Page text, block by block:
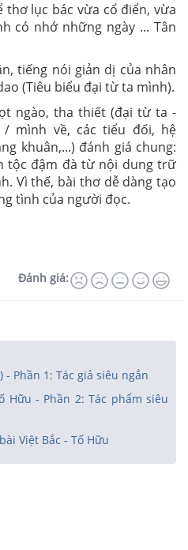
lục bác vừa cổ điển, vừa
có nhớ những ngày ... Tân
tiếng nói giản dị của nhân
(Tiêu biểu đại từ ta mình).
ngào, tha thiết (đại từ ta -
mình về, các tiểu đối, hệ
khuân,...) đánh giá chung:
tộc đậm đà từ nội dung trữ
Vì thế, bài thơ dễ dàng tạo
tình của người đọc.
Đánh giá:
- Phần 1: Tác giả siêu ngắn
Hữu - Phần 2: Tác phẩm siêu
Việt Bắc - Tố Hữu